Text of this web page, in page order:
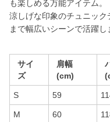
も楽しめる万能アイテム。
涼しげな印象のチュニッ
まで幅広いシーンで活躍し
サイ
ズ
肩幅
(cm)
S 59
M 60